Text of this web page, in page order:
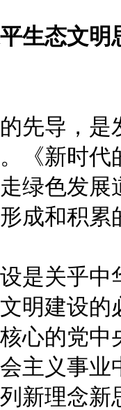
生态文
导，是
《新时
绿色发
成和积累
关乎中
明建设
心的党
主义事
新理念